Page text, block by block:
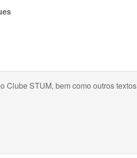
Clube STUM, bem como outros textos